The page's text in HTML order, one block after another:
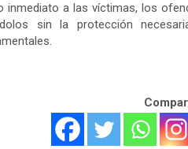
inmediato a las víctimas, los
sin la protección